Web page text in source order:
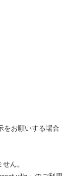
をお願いする場合
ん。